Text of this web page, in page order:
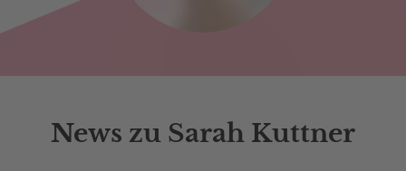
News zu Sarah Kuttner